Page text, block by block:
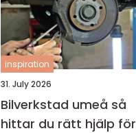
inspiration
31. July 2026
Bilverkstad umeå så
hittar du rätt hjälp för